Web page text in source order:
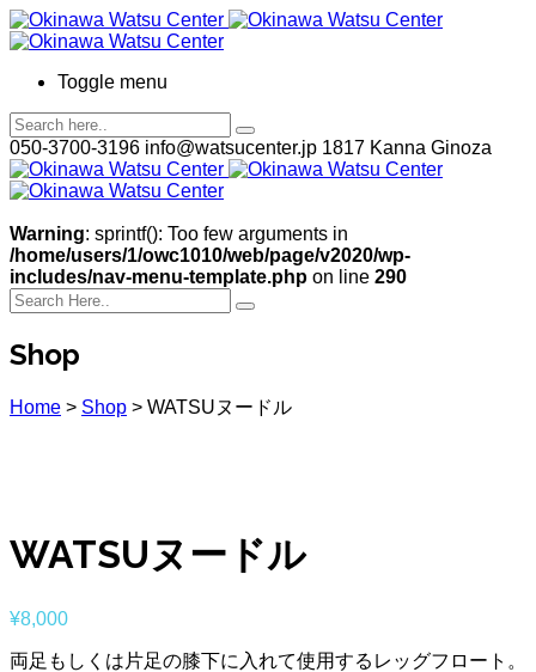
Toggle menu
050-3700-3196 info@watsucenter.jp 1817 Kanna Ginoza
Warning: sprintf(): Too few arguments in
/home/users/1/owc1010/web/page/v2020/wp-
includes/nav-menu-template.php on line 290
Shop
Home > Shop > WATSUヌードル
WATSUヌードル
¥8,000
両足もしくは片足の膝下に入れて使用するレッグフロート。